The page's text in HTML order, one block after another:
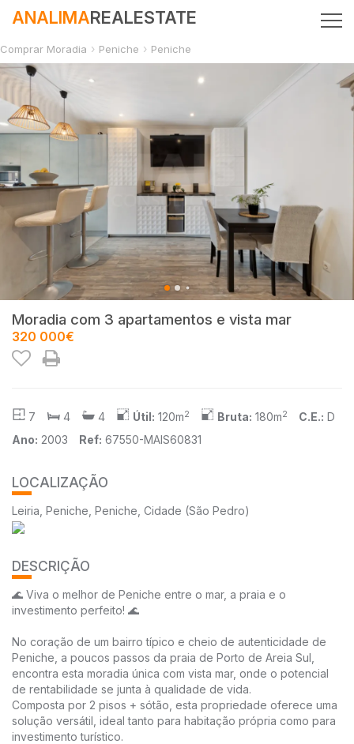
ANALIMAREALESTATE
Comprar Moradia Peniche Peniche
Moradia com 3 apartamentos e vista mar
320 000€
7 4 4 Útil: 120m2 Bruta: 180m2 C.E.: D
Ano: 2003 Ref: 67550-MAIS60831
LOCALIZAÇÃO
Leiria, Peniche, Peniche, Cidade (São Pedro)
DESCRIÇÃO
🌊 Viva o melhor de Peniche entre o mar, a praia e o
investimento perfeito! 🌊
No coração de um bairro típico e cheio de autenticidade de
Peniche, a poucos passos da praia de Porto de Areia Sul,
encontra esta moradia única com vista mar, onde o potencial
de rentabilidade se junta à qualidade de vida.
Composta por 2 pisos + sótão, esta propriedade oferece uma
solução versátil, ideal tanto para habitação própria como para
investimento turístico.